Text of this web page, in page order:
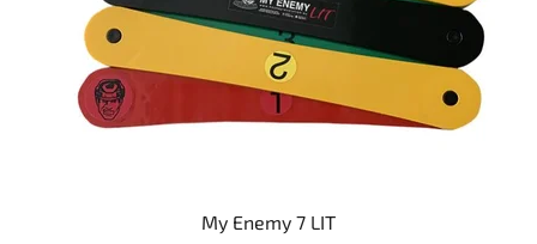
My Enemy 7 LIT